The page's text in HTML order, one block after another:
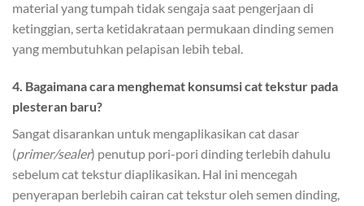
material yang tumpah tidak sengaja saat pengerjaan di
ketinggian, serta ketidakrataan permukaan dinding semen
yang membutuhkan pelapisan lebih tebal.
4. Bagaimana cara menghemat konsumsi cat tekstur pada
plesteran baru?
Sangat disarankan untuk mengaplikasikan cat dasar
(primer/sealer) penutup pori-pori dinding terlebih dahulu
sebelum cat tekstur diaplikasikan. Hal ini mencegah
penyerapan berlebih cairan cat tekstur oleh semen dinding,